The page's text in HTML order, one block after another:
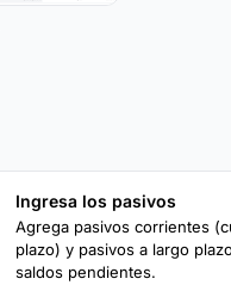
Ingresa los pasivos
Agrega pasivos corrientes
plazo) y pasivos a largo
saldos pendientes.